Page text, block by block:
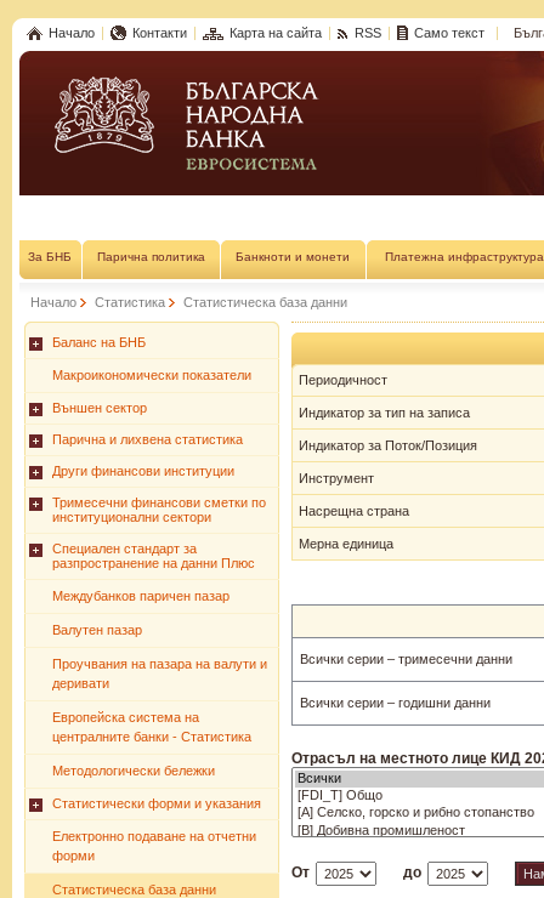
Начало Контакти Карта на сайта RSS Само текст
За БНБ Парична политика Банкноти и монети Платежна инфраструктура
Начало Статистика Статистическа база данни
Баланс на БНБ
Макроикономически показатели
Външен сектор
Парична и лихвена статистика
Други финансови институции
Тримесечни финансови сметки по
институционални сектори
Специален стандарт за
разпространение на данни Плюс
Междубанков паричен пазар
Валутен пазар
Проучвания на пазара на валути и
деривати
Европейска система на
централните банки - Статистика
Методологически бележки
Статистически форми и указания
Електронно подаване на отчетни
форми
Статистическа база данни
Периодичност
Индикатор за тип на записа
Индикатор за Поток/Позиция
Инструмент
Насрещна страна
Мерна единица
Всички серии – тримесечни данни
Всички серии – годишни данни
Отрасъл на местното лице КИД
От до